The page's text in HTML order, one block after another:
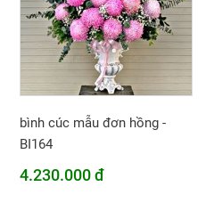
bình cúc mẫu đơn hồng -
BI164
4.230.000 đ